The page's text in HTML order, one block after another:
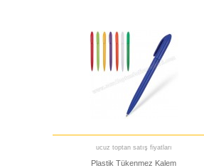
ucuz toptan satış fiyatları
Plastik Tükenmez Kalem